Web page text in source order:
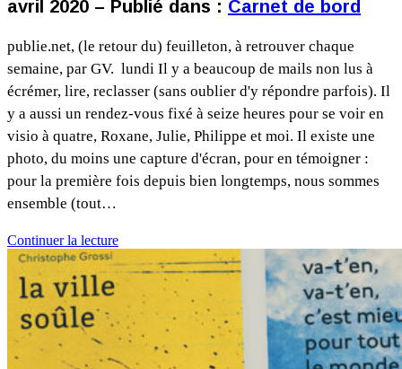
avril 2020 – Publié dans : Carnet de bord
publie.net, (le retour du) feuilleton, à retrouver chaque
semaine, par GV. lundi Il y a beaucoup de mails non lus à
écrémer, lire, reclasser (sans oublier d'y répondre parfois). Il
y a aussi un rendez-vous fixé à seize heures pour se voir en
visio à quatre, Roxane, Julie, Philippe et moi. Il existe une
photo, du moins une capture d'écran, pour en témoigner :
pour la première fois depuis bien longtemps, nous sommes
ensemble (tout…
Continuer la lecture